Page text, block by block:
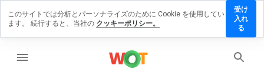
menu
ビューを
このサイトでは分析とパーソナライズのために Cookie を使用してい
ます。 続行すると、当社の クッキーポリシー。
受け
入れ
る